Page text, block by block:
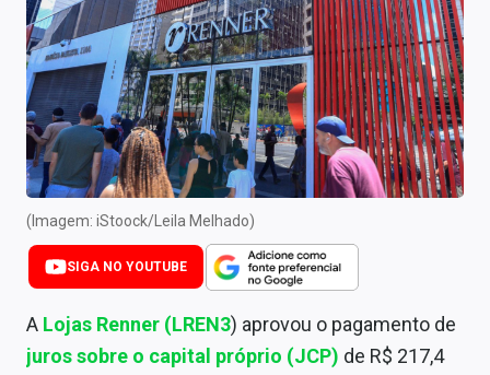
Newsletters
Cotações
Comprar ou vender?
Carteiras Recomendadas
Central de Dividendos
Central de Fundos Imobiliários
Renda Fixa
(Imagem: iStoock/Leila Melhado)
SIGA NO YOUTUBE
A Lojas Renner (LREN3) aprovou o pagamento de
juros sobre o capital próprio (JCP) de R$ 217,4